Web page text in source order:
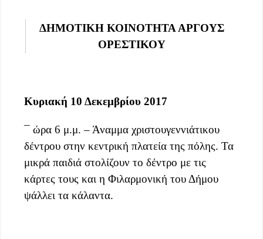
ΔΗΜΟΤΙΚΗ ΚΟΙΝΟΤΗΤΑ ΑΡΓΟΥΣ
ΟΡΕΣΤΙΚΟΥ
Κυριακή 10 Δεκεμβρίου 2017
¯ ώρα 6 μ.μ. – Άναμμα χριστουγεννιάτικου
δέντρου στην κεντρική πλατεία της πόλης. Τα
μικρά παιδιά στολίζουν το δέντρο με τις
κάρτες τους και η Φιλαρμονική του Δήμου
ψάλλει τα κάλαντα.